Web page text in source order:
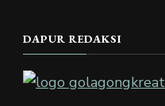
DAPUR REDAKSI